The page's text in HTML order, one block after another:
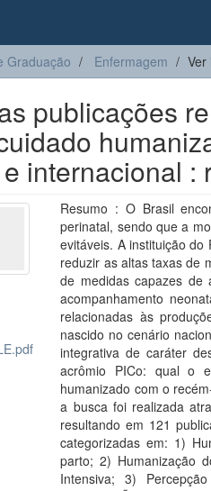
Graduação Enfermagem Ver
publicações
internacional :
Resumo : O Brasil
perinatal, sendo que a
evitáveis. A instituição
reduzir as altas taxas de
de medidas capazes de
acompanhamento
relacionadas às
nascido no cenário
integrativa de caráter
acrômio PICo: qual o
humanizado com o
a busca foi realizada
resultando em 121
categorizadas em: 1)
parto; 2) Humanização
Intensiva; 3)